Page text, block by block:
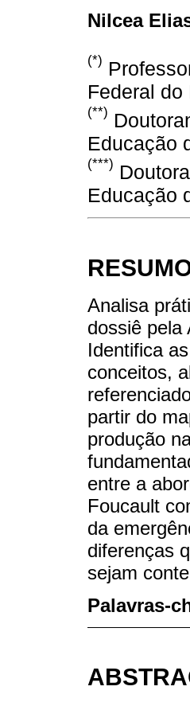
Nilcea
(*)
Federal
(**)
Educação
(***)
Educação
Analisa
dossiê pela
Identifica
conceitos,
partir do
produção
entre a
Foucault
da
diferenças
sejam
Palavras-